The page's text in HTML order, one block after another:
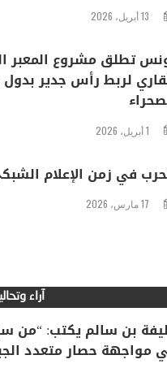
13 أبريل، 2026
تطلق مشروع المعبر
لربط رأس جدير
1 أبريل، 2026
في زمن الإعلام
17 مارس، 2026
آراء
بن سالم يكتب: “من
مواجهة حصار متعدد